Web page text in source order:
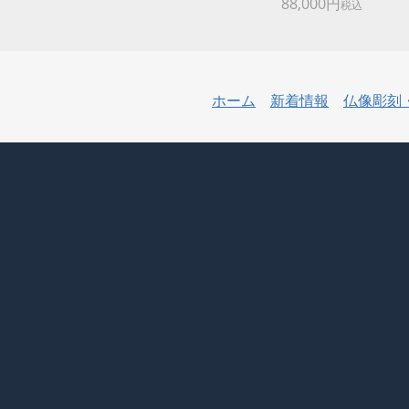
税込
ホーム 新着情報 仏像彫刻